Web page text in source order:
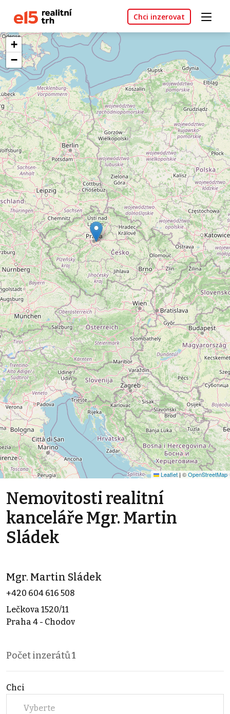
Chci inzerovat
+
−
Leaflet |©OpenStreetMap
Nemovitosti realitní
kanceláře Mgr. Martin
Sládek
Mgr. Martin Sládek
+420 604 616 508
Lečkova 1520/11
Praha 4 - Chodov
Počet inzerátů1
Chci
Vyberte